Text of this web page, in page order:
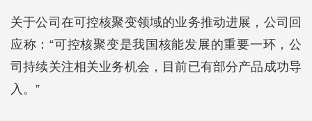
关于公司在可控核聚变领域的业务推动进展，公司回
应称：“可控核聚变是我国核能发展的重要一环，公
司持续关注相关业务机会，目前已有部分产品成功导
入。”